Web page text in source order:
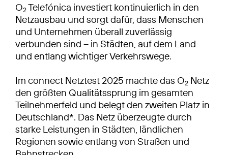
O2Telefónica investiert kontinuierlich in den
Netzausbau und sorgt dafür, dass Menschen
und Unternehmen überall zuverlässig
verbunden sind – in Städten, auf dem Land
und entlang wichtiger Verkehrswege.
Im connect Netztest 2025 machte das O2 Netz
den größten Qualitätssprung im gesamten
Teilnehmerfeld und belegt den zweiten Platz in
Deutschland*. Das Netz überzeugte durch
starke Leistungen in Städten, ländlichen
Regionen sowie entlang von Straßen und